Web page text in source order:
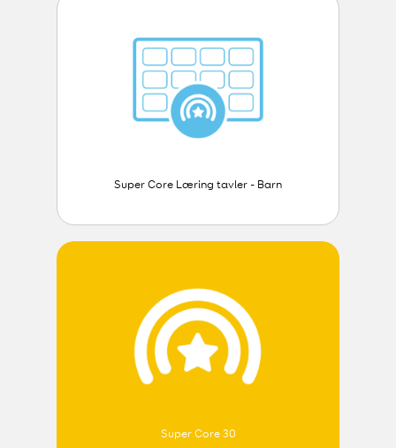
Super Core Læring tavler - Barn
Super Core 30